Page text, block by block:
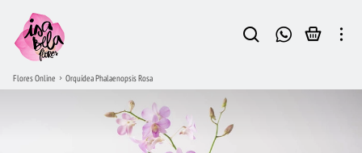
Flores Online Orquídea Phalaenopsis Rosa